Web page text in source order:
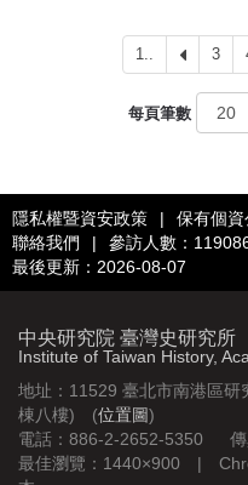
1..
上
一
頁
3
每頁筆數
隱私權暨資安政策 | 保有個資
聯絡我們
| 參訪人數：
最後更新：2026-08-07
中央研究院 臺灣史研究所
Institute of Taiwan History,
地址：11529 臺北市南港區
棟八樓) (位置圖)
電話：886-2-2652-5350 傳
最佳瀏覽：1440×900 |